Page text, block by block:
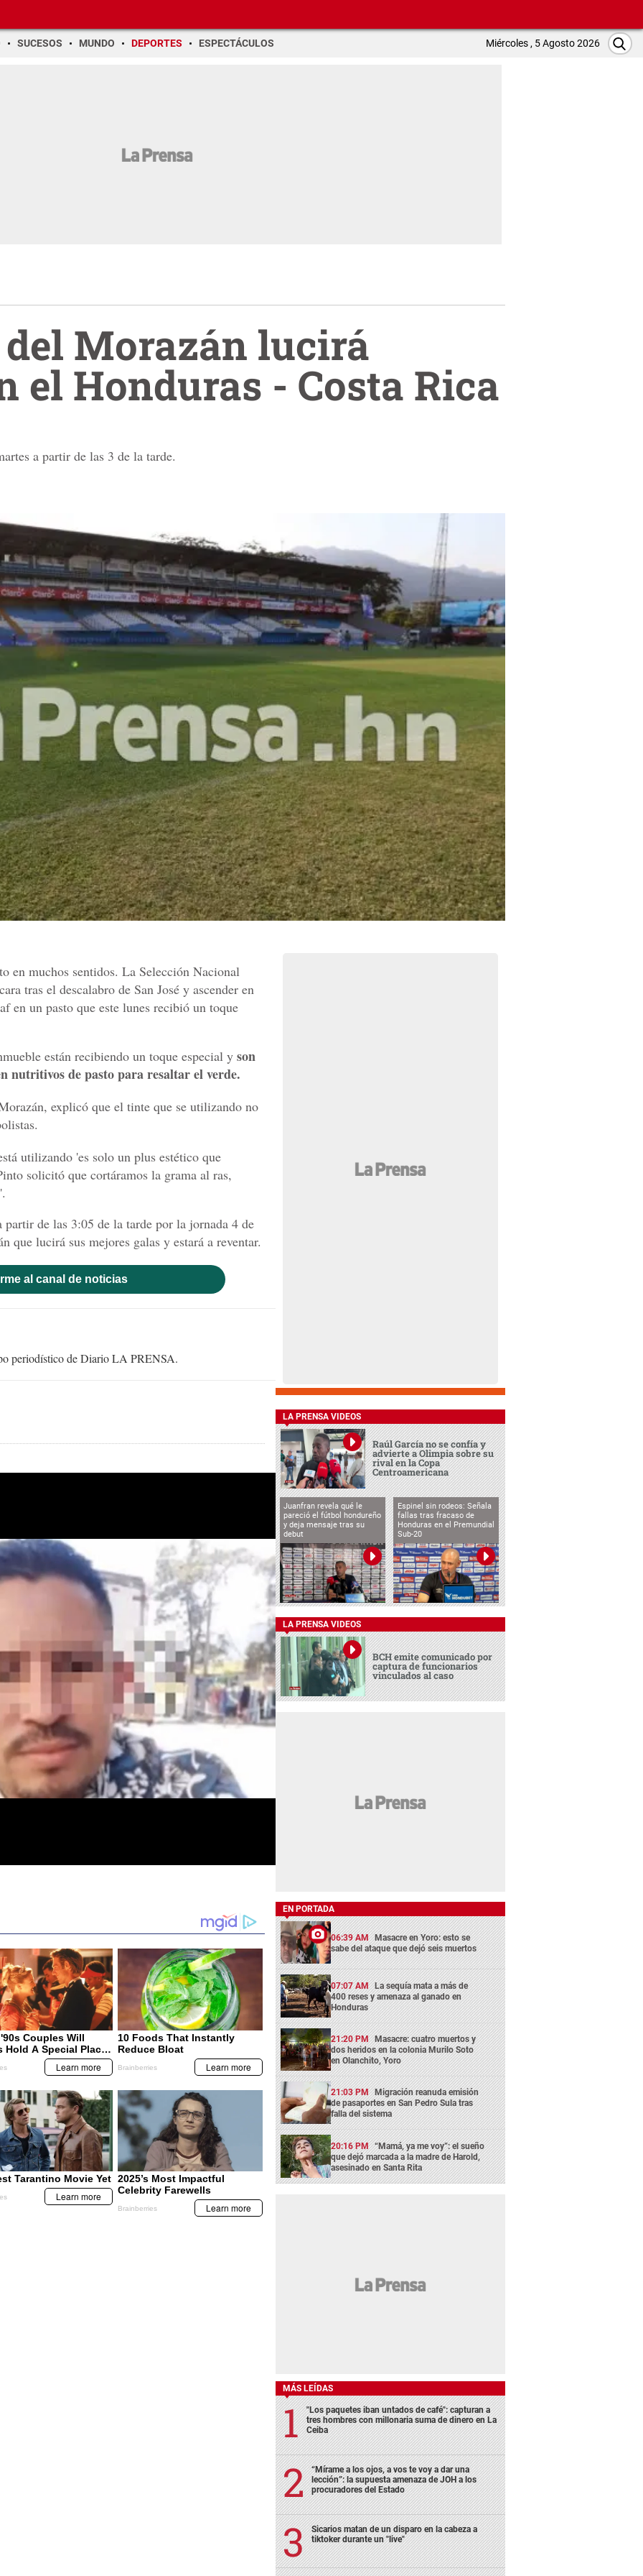
SUCESOS MUNDO DEPORTES ESPECTÁCULOS Miércoles , 5 Agosto 2026
del Morazán lucirá
el Honduras - Costa Rica
a partir de las 3 de la tarde.
en muchos sentidos. La Selección Nacional
tras el descalabro de San José y ascender en
en un pasto que este lunes recibió un toque
están recibiendo un toque especial y son
nutritivos de pasto para resaltar el verde.
explicó que el tinte que se utilizando no
utilizando 'es solo un plus estético que
solicitó que cortáramos la grama al ras,
de las 3:05 de la tarde por la jornada 4 de
que lucirá sus mejores galas y estará a reventar.
al canal de noticias
periodístico de Diario LA PRENSA.
LA PRENSA VIDEOS
Raúl García no se confía y
advierte a Olimpia sobre su
rival en la Copa
Centroamericana
Juanfran revela qué le
pareció el fútbol hondureño
y deja mensaje tras su
debut
Espinel sin rodeos: Señala
fallas tras fracaso de
Honduras en el Premundial
Sub-20
LA PRENSA VIDEOS
BCH emite comunicado por
captura de funcionarios
vinculados al caso
EN PORTADA
06:39 AM Masacre en Yoro: esto se
sabe del ataque que dejó seis muertos
07:07 AM La sequía mata a más de
400 reses y amenaza al ganado en
Honduras
21:20 PM Masacre: cuatro muertos y
dos heridos en la colonia Murilo Soto
en Olanchito, Yoro
21:03 PM Migración reanuda emisión
de pasaportes en San Pedro Sula tras
falla del sistema
20:16 PM “Mamá, ya me voy”: el sueño
que dejó marcada a la madre de Harold,
asesinado en Santa Rita
MÁS LEÍDAS
"Los paquetes iban untados de café": capturan a
tres hombres con millonaria suma de dinero en La
Ceiba
“Mírame a los ojos, a vos te voy a dar una
lección”: la supuesta amenaza de JOH a los
procuradores del Estado
Sicarios matan de un disparo en la cabeza a
tiktoker durante un "live"